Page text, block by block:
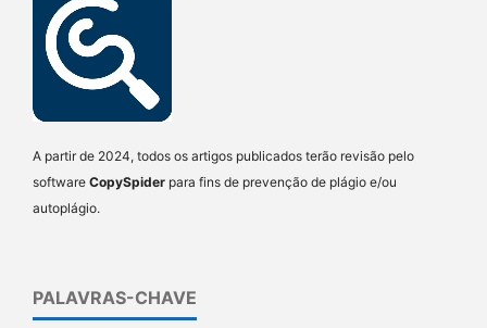
A partir de 2024, todos os artigos publicados terão revisão pelo
software CopySpider para fins de prevenção de plágio e/ou
autoplágio.
PALAVRAS-CHAVE